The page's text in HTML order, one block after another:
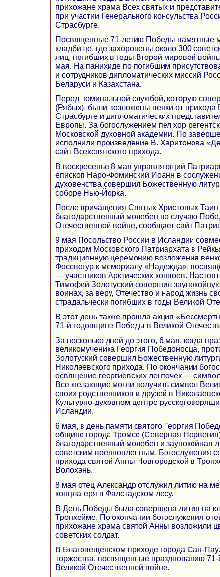
прихожане храма Всех святых и
при участии Генерального консульства
Страсбурге.
Посвященные 71-летию Победы памятные
кладбище, где захоронены около 300
лиц, погибших в годы Второй мировой
мая. На панихиде по погибшим
и сотрудников дипломатических миссий
Беларуси и Казахстана.
Перед поминальной службой, которую
(Рябых), были возложены венки от прихода
Страсбурге и дипломатических
Европы. За богослужением пел хор
Московской духовной академии. По
исполнили произведение В. Харитонова
сайт Всехсвятского прихода.
В воскресенье 8 мая управляющий
епископ Наро-Фоминский Иоанн в
духовенства совершил Божественную
соборе Нью-Йорка.
После причащения Святых Христовых Таин
благодарственный молебен по случаю
Отечественной войне, сообщает сайт
9 мая Посольство России в Исландии
приходом Московского Патриархата в
традиционную церемонию возложения
Фоссвогур к мемориалу «Надежда»,
— участников Арктических конвоев.
Тимофей Золотуский совершил
воинах, за веру, Отечество и народ жизнь
страдальчески погибших в годы Великой
В этот день также прошла акция
71-й годовщине Победы в Великой
За несколько дней до этого, 6 мая, когда
великомученика Георгия Победоносца,
Золотуский совершил Божественную
Николаевского прихода. По окончании
освящение георгиевских ленточек —
Все желающие могли получить символ
своих родственников и друзей в
Культурно-духовном центре
Исландии.
6 мая, в день памяти святого Георгия
общине города Тромсе (Северная
благодарственный молебен и заупокойная
советским военнопленным. Богослужения
прихода святой Анны Новгородской в
Волохань.
8 мая отец Александр отслужил литию на
концлагеря в Фалстадском лесу.
В День Победы была совершена лития на
Тронхейме. По окончании богослужения
прихожане храма святой Анны возложили
советских солдат.
В Благовещенском приходе города Сан-
торжества, посвященные празднованию
Великой Отечественной войне.